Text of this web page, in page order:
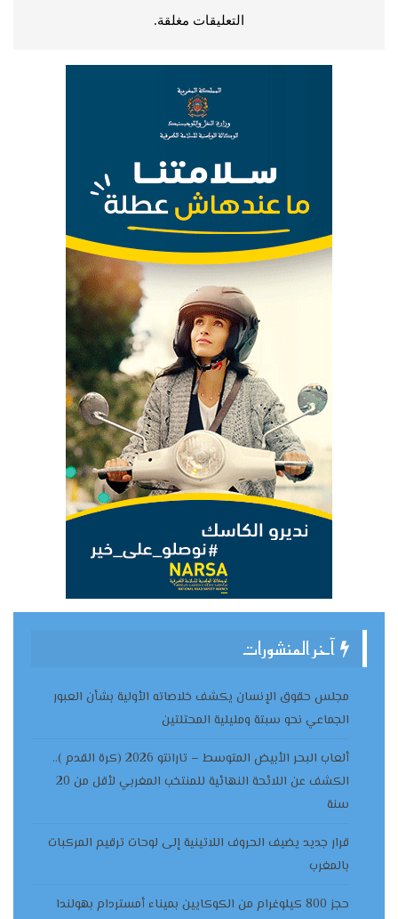
التعليقات مغلقة.
آخر المنشورات
مجلس حقوق الإنسان يكشف خلاصاته الأولية بشأن العبور
الجماعي نحو سبتة ومليلية المحتلتين
ألعاب البحر الأبيض المتوسط – تارانتو 2026 (كرة القدم )..
الكشف عن اللائحة النهائية للمنتخب المغربي لأقل من 20
سنة
قرار جديد يضيف الحروف اللاتينية إلى لوحات ترقيم المركبات
بالمغرب
حجز 800 كيلوغرام من الكوكايين بميناء أمستردام بهولندا